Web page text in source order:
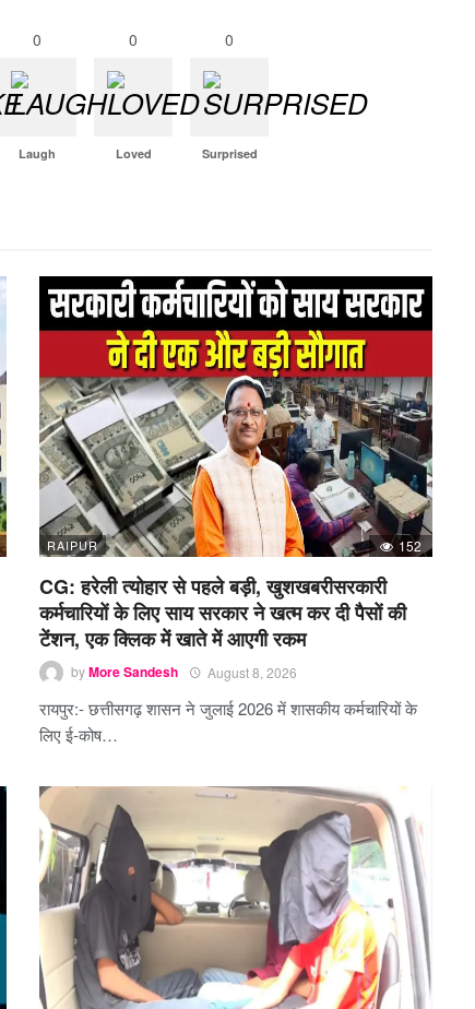
0
Laugh
0
Loved
0
Surprised
RAIPUR 152
CG: हरेली त्योहार से पहले बड़ी, खुशखबरीसरकारी
कर्मचारियों के लिए साय सरकार ने खत्म कर दी पैसों की
टेंशन, एक क्लिक में खाते में आएगी रकम
byMore Sandesh August 8, 2026
रायपुर:- छत्तीसगढ़ शासन ने जुलाई 2026 में शासकीय कर्मचारियों के
लिए ई-कोष…